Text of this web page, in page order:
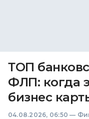
ТОП
ФЛП: когда
бизнес
04.08.2026, 06:50 —